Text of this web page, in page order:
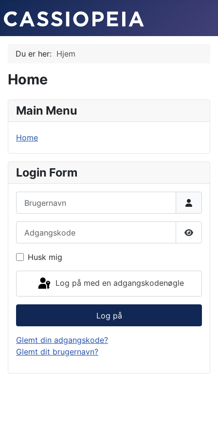
Du er her: Hjem
Home
Main Menu
Home
Login Form
Vis
Husk mig
Log på med en adgangskodenøgle
Log på
Glemt din adgangskode?
Glemt dit brugernavn?